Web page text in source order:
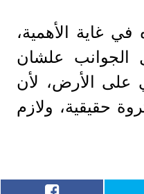
غاية الأهمية،
الجوانب علشان
على الأرض، لأن
حقيقية، ولازم